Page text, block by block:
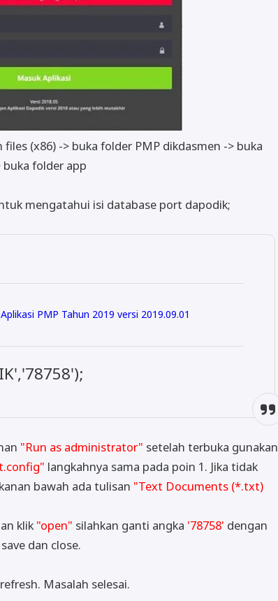
(x86) -> buka folder PMP dikdasmen -> buka
folder app
mengatahui isi database port dapodik;
PMP Tahun 2019 versi 2019.09.01
"Run as administrator" setelah terbuka gunakan
langkahnya sama pada poin 1. Jika tidak
bawah ada tulisan "Text Documents (*.txt)
klik "open" silahkan ganti angka '78758' dengan
dan close.
Masalah selesai.